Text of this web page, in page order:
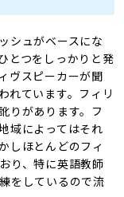
シュがベースにな
とつをしっかりと発
ヴスピーカーが聞
れています。フィリ
りがあります。フ
域によってはそれ
しほとんどのフィ
り、特に英語教師
をしているので流